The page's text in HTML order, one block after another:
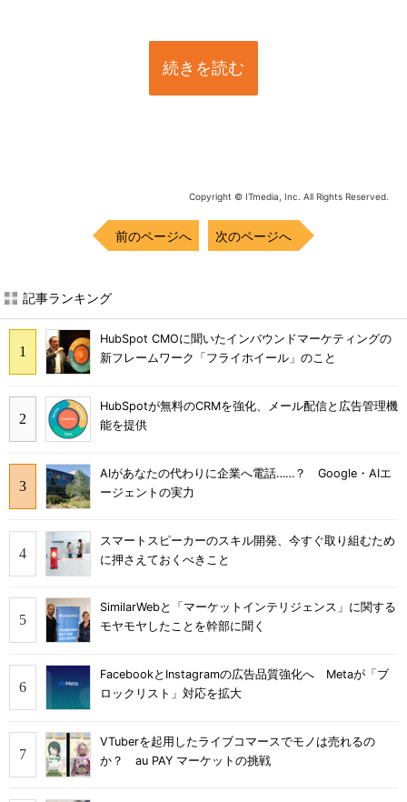
続きを読む
Copyright © ITmedia, Inc. All Rights Reserved.
前のページへ 次のページへ
記事ランキング
HubSpot CMOに聞いたインバウンドマーケティングの
新フレームワーク「フライホイール」のこと
HubSpotが無料のCRMを強化、メール配信と広告管理機
能を提供
AIがあなたの代わりに企業へ電話……？ Google・AIエ
ージェントの実力
スマートスピーカーのスキル開発、今すぐ取り組むため
に押さえておくべきこと
SimilarWebと「マーケットインテリジェンス」に関する
モヤモヤしたことを幹部に聞く
FacebookとInstagramの広告品質強化へ Metaが「ブ
ロックリスト」対応を拡大
VTuberを起用したライブコマースでモノは売れるの
か？ au PAY マーケットの挑戦